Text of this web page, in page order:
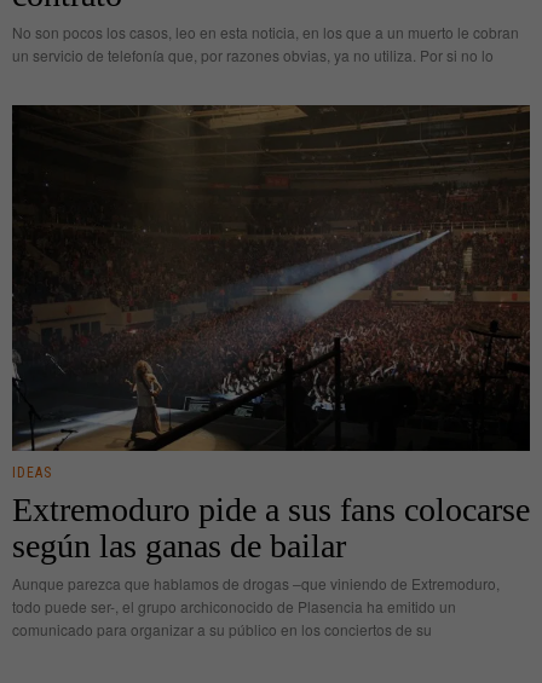
No son pocos los casos, leo en esta noticia, en los que a un muerto le cobran
un servicio de telefonía que, por razones obvias, ya no utiliza. Por si no lo
IDEAS
Extremoduro pide a sus fans colocarse
según las ganas de bailar
Aunque parezca que hablamos de drogas –que viniendo de Extremoduro,
todo puede ser-, el grupo archiconocido de Plasencia ha emitido un
comunicado para organizar a su público en los conciertos de su